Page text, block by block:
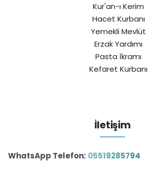
Kur'an-ı Kerim
Hacet Kurbanı
Yemekli Mevlüt
Erzak Yardımı
Pasta İkramı
Kefaret Kurbanı
İletişim
WhatsApp Telefon: 05519285794